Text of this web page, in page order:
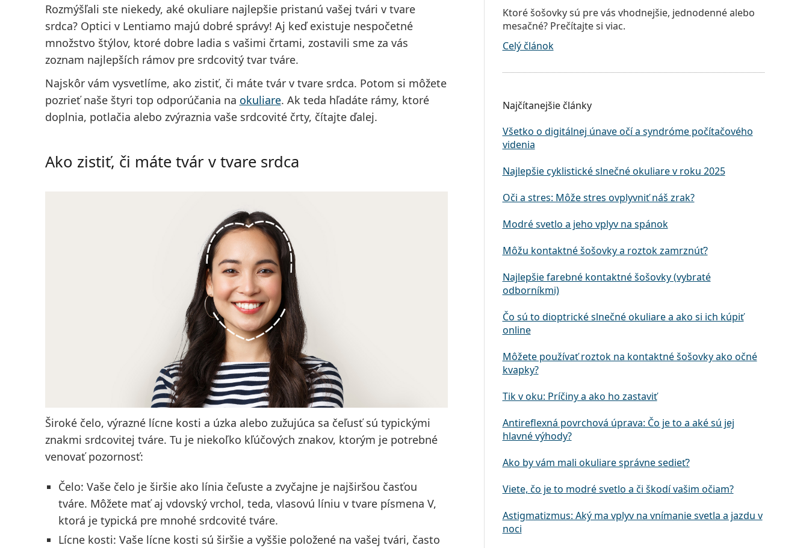
Rozmýšľali ste niekedy, aké okuliare najlepšie pristanú vašej tvári v tvare
srdca? Optici v Lentiamo majú dobré správy! Aj keď existuje nespočetné
množstvo štýlov, ktoré dobre ladia s vašimi črtami, zostavili sme za vás
zoznam najlepších rámov pre srdcovitý tvar tváre.
Najskôr vám vysvetlíme, ako zistiť, či máte tvár v tvare srdca. Potom si môžete
pozrieť naše štyri top odporúčania na okuliare. Ak teda hľadáte rámy, ktoré
doplnia, potlačia alebo zvýraznia vaše srdcovité črty, čítajte ďalej.
Ako zistiť, či máte tvár v tvare srdca
Široké čelo, výrazné lícne kosti a úzka alebo zužujúca sa čeľusťsú typickými
znakmi srdcovitej tváre. Tu je niekoľko kľúčových znakov, ktorým je potrebné
venovať pozornosť:
Čelo: Vaše čelo je širšie ako línia čeľuste a zvyčajne je najširšou časťou
tváre. Môžete mať aj vdovský vrchol, teda, vlasovú líniu v tvare písmena V,
ktorá je typická pre mnohé srdcovité tváre.
Lícne kosti: Vaše lícne kosti sú širšie a vyššie položené na vašej tvári, často
Ktoré šošovky sú pre vás vhodnejšie, jednodenné alebo
mesačné? Prečítajte si viac.
Celý článok
Najčítanejšie články
Všetko o digitálnej únave očí a syndróme počítačového
videnia
Najlepšie cyklistické slnečné okuliare v roku 2025
Oči a stres: Môže stres ovplyvniť náš zrak?
Modré svetlo a jeho vplyv na spánok
Môžu kontaktné šošovky a roztok zamrznúť?
Najlepšie farebné kontaktné šošovky (vybraté
odborníkmi)
Čo sú to dioptrické slnečné okuliare a ako si ich kúpiť
online
Môžete používať roztok na kontaktné šošovky ako očné
kvapky?
Tik v oku: Príčiny a ako ho zastaviť
Antireflexná povrchová úprava: Čo je to a aké sú jej
hlavné výhody?
Ako by vám mali okuliare správne sedieť?
Viete, čo je to modré svetlo a či škodí vašim očiam?
Astigmatizmus: Aký ma vplyv na vnímanie svetla a jazdu v
noci